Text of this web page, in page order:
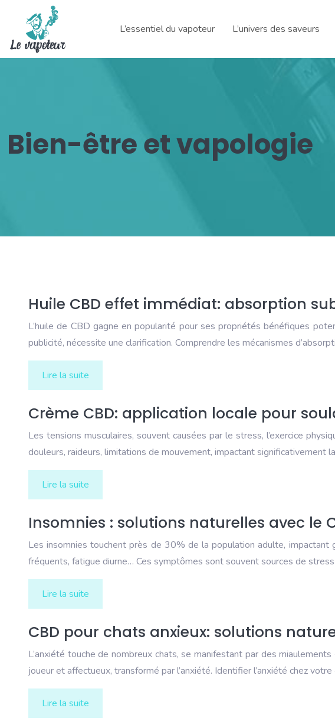
L’essentiel du vapoteur L’univers des saveurs
Bien-être et vapologie
Huile CBD effet immédiat: absorption
L’huile de CBD gagne en popularité pour ses propriétés bénéfiques
publicité, nécessite une clarification. Comprendre les mécanismes
Lire la suite
Crème CBD: application locale pour
Les tensions musculaires, souvent causées par le stress, l’exercice
douleurs, raideurs, limitations de mouvement, impactant significativement
Lire la suite
Insomnies : solutions naturelles avec le
Les insomnies touchent près de 30% de la population adulte,
fréquents, fatigue diurne… Ces symptômes sont souvent sources de
Lire la suite
CBD pour chats anxieux: solutions
L’anxiété touche de nombreux chats, se manifestant par des
joueur et affectueux, transformé par l’anxiété. Identifier l’anxiété chez
Lire la suite